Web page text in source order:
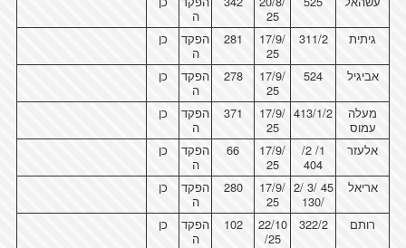
25
ה
גיתית 311/2
17/9/
25
281
הפקד
ה
כן
אביגיל 524
17/9/
25
278
הפקד
ה
כן
מעלה
עמוס
413/1/2
17/9/
25
371
הפקד
ה
כן
אלעזר
1/ 2/
404
17/9/
25
66
הפקד
ה
כן
אריאל
45 /3 /2
/130
17/9/
25
280
הפקד
ה
כן
רותם 322/2
22/10
/25
102
הפקד
ה
כן